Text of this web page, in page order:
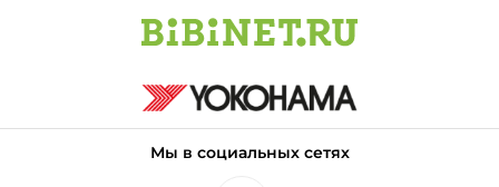
Мы в социальных сетях